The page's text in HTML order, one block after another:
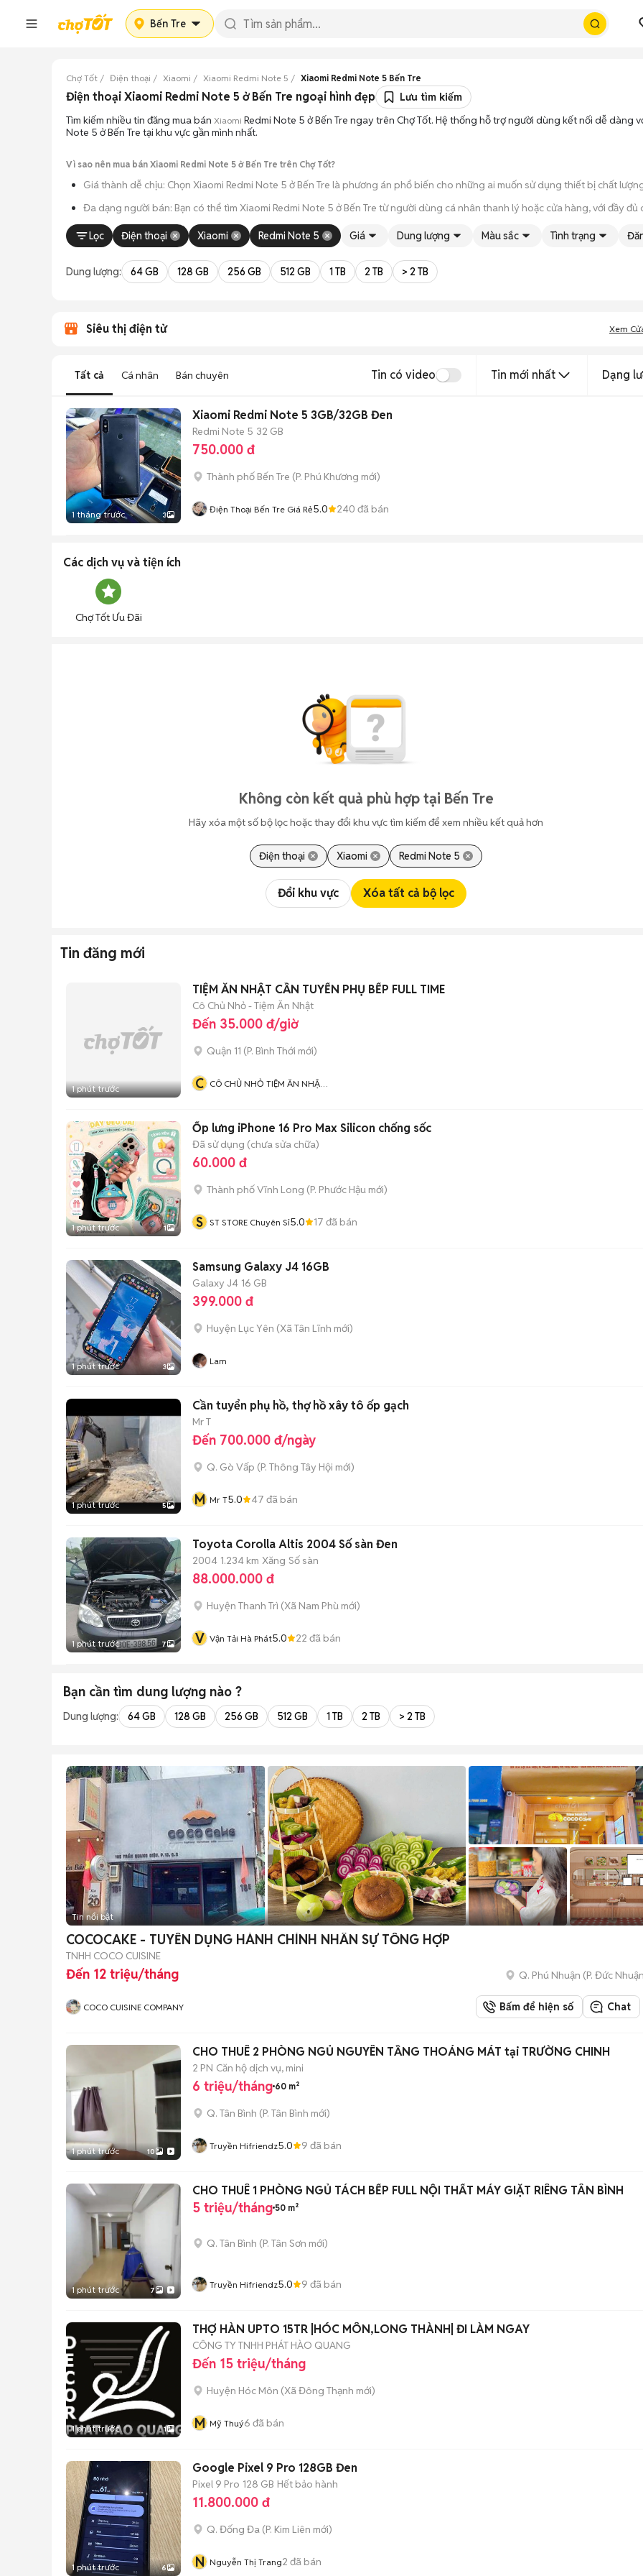
Bến Tre
Chợ Tốt Điện thoại Xiaomi Xiaomi Redmi Note 5 Xiaomi Redmi Note 5 Bến Tre
Điện thoại Xiaomi Redmi Note 5 ở Bến Tre ngoại hình đẹp
Lưu tìm kiếm
Tìm kiếm nhiều tin đăng mua bán Xiaomi Redmi Note 5 ở Bến Tre ngay trên Chợ Tốt. Hệ thống hỗ trợ người dùng kết nối dễ dàng
Note 5 ở Bến Tre tại khu vực gần mình nhất.
Vì sao nên mua bán Xiaomi Redmi Note 5 ở Bến Tre trên Chợ Tốt?
Giá thành dễ chịu: Chọn Xiaomi Redmi Note 5 ở Bến Tre là phương án phổ biến cho những ai muốn sử dụng thiết bị chất
Đa dạng người bán: Bạn có thể tìm Xiaomi Redmi Note 5 ở Bến Tre từ người dùng cá nhân thanh lý hoặc cửa hàng, với đầy
An tâm kiểm tra máy: Cơ chế mua bán hẹn gặp mặt giúp bạn trực tiếp cầm nắm, thử nghiệm các tính năng của máy để đảm
Lọc Điện thoại Xiaomi Redmi Note 5 Giá Dung lượng Màu sắc Tình trạng
Dung lượng: 64 GB 128 GB 256 GB 512 GB 1 TB 2 TB > 2 TB
Siêu thị điện tử Xem
Tất cả Cá nhân Bán chuyên Tin có video Tin mới nhất Dạng
1 tháng trước 3
Xiaomi Redmi Note 5 3GB/32GB Đen
Redmi Note 5 32 GB
750.000 đ
Thành phố Bến Tre (P. Phú Khương mới)
Điện Thoại Bến Tre Giá Rẻ5.0 240 đã bán
Các dịch vụ và tiện ích
Chợ Tốt Ưu Đãi
Không còn kết quả phù hợp tại Bến Tre
Hãy xóa một số bộ lọc hoặc thay đổi khu vực tìm kiếm để xem nhiều kết quả hơn
Điện thoại Xiaomi Redmi Note 5
Đổi khu vực Xóa tất cả bộ lọc
Tin đăng mới
1 phút trước
TIỆM ĂN NHẬT CẦN TUYỂN PHỤ BẾP FULL TIME
Cô Chủ Nhỏ - Tiệm Ăn Nhật
Đến 35.000 đ/giờ
Quận 11 (P. Bình Thới mới)
C CÔ CHỦ NHỎ TIỆM ĂN NHẬT
1 phút trước 1
Ốp lưng iPhone 16 Pro Max Silicon chống sốc
Đã sử dụng (chưa sửa chữa)
60.000 đ
Thành phố Vĩnh Long (P. Phước Hậu mới)
S ST STORE Chuyên Sỉ5.0 17 đã bán
1 phút trước 3
Samsung Galaxy J4 16GB
Galaxy J4 16 GB
399.000 đ
Huyện Lục Yên (Xã Tân Lĩnh mới)
Lam
1 phút trước 5
Cần tuyển phụ hồ, thợ hồ xây tô ốp gạch
Mr T
Đến 700.000 đ/ngày
Q. Gò Vấp (P. Thông Tây Hội mới)
M Mr T5.0 47 đã bán
1 phút trước 7
Toyota Corolla Altis 2004 Số sàn Đen
2004 1.234 km Xăng Số sàn
88.000.000 đ
Huyện Thanh Trì (Xã Nam Phù mới)
V Vận Tải Hà Phát5.0 22 đã bán
Bạn cần tìm dung lượng nào ?
Dung lượng: 64 GB 128 GB 256 GB 512 GB 1 TB 2 TB > 2 TB
Tin nổi bật
COCOCAKE - TUYỂN DỤNG HÀNH CHÍNH NHÂN SỰ TỔNG HỢP
TNHH COCO CUISINE
Đến 12 triệu/tháng Q. Phú Nhuận (P. Đức
COCO CUISINE COMPANY Bấm để hiện số Chat
1 phút trước 10
CHO THUÊ 2 PHÒNG NGỦ NGUYÊN TẦNG THOÁNG MÁT tại TRƯỜNG CHINH
2 PN Căn hộ dịch vụ, mini
6 triệu/tháng 60 m²
Q. Tân Bình (P. Tân Bình mới)
Truyền Hifriendz5.0 9 đã bán
1 phút trước 7
CHO THUÊ 1 PHÒNG NGỦ TÁCH BẾP FULL NỘI THẤT MÁY GIẶT RIÊNG TÂN BÌNH
5 triệu/tháng 50 m²
Q. Tân Bình (P. Tân Sơn mới)
Truyền Hifriendz5.0 9 đã bán
1 phút trước 1
THỢ HÀN UPTO 15TR |HÓC MÔN,LONG THÀNH| ĐI LÀM NGAY
CÔNG TY TNHH PHÁT HÀO QUANG
Đến 15 triệu/tháng
Huyện Hóc Môn (Xã Đông Thạnh mới)
M Mỹ Thuý6 đã bán
1 phút trước 6
Google Pixel 9 Pro 128GB Đen
Pixel 9 Pro 128 GB Hết bảo hành
11.800.000 đ
Q. Đống Đa (P. Kim Liên mới)
N Nguyễn Thị Trang2 đã bán